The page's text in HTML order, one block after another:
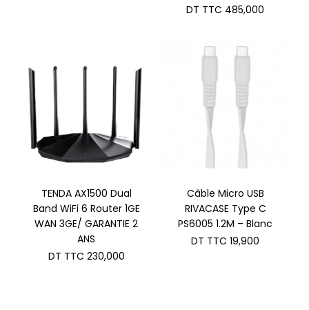
DT TTC 485,000
TENDA AX1500 Dual
Band WiFi 6 Router 1GE
WAN 3GE/ GARANTIE 2
ANS
DT TTC 230,000
Câble Micro USB
RIVACASE Type C
PS6005 1.2M – Blanc
DT TTC 19,900